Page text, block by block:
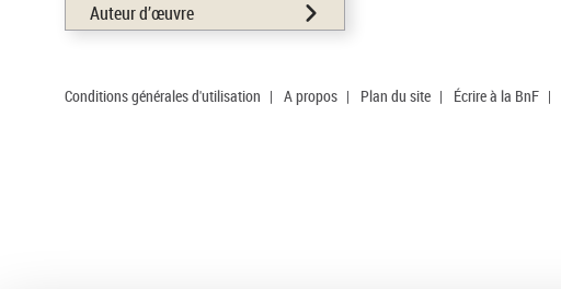
Auteur d’œuvre
Conditions générales d'utilisation | A propos | Plan du site | Écrire à la BnF |